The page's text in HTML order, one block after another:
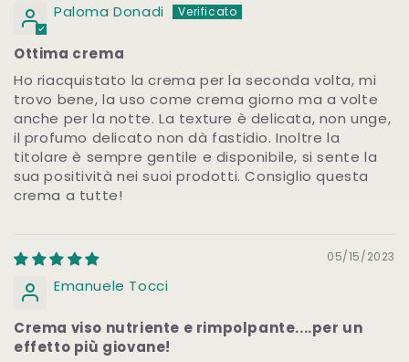
Paloma Donadi
Ottima crema
Ho riacquistato la crema per la seconda volta, mi
trovo bene, la uso come crema giorno ma a volte
anche per la notte. La texture è delicata, non unge,
il profumo delicato non dà fastidio. Inoltre la
titolare è sempre gentile e disponibile, si sente la
sua positività nei suoi prodotti. Consiglio questa
crema a tutte!
05/15/2023
Emanuele Tocci
Crema viso nutriente e rimpolpante....per un
effetto più giovane!